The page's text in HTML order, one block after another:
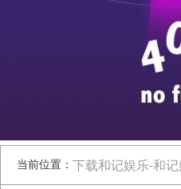
当前位置： 下载和记娱乐-和